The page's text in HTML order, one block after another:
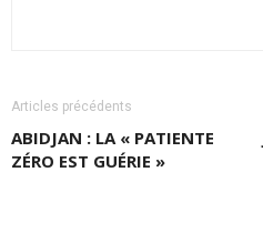
Articles précédents
ABIDJAN : LA « PATIENTE
ZÉRO EST GUÉRIE »